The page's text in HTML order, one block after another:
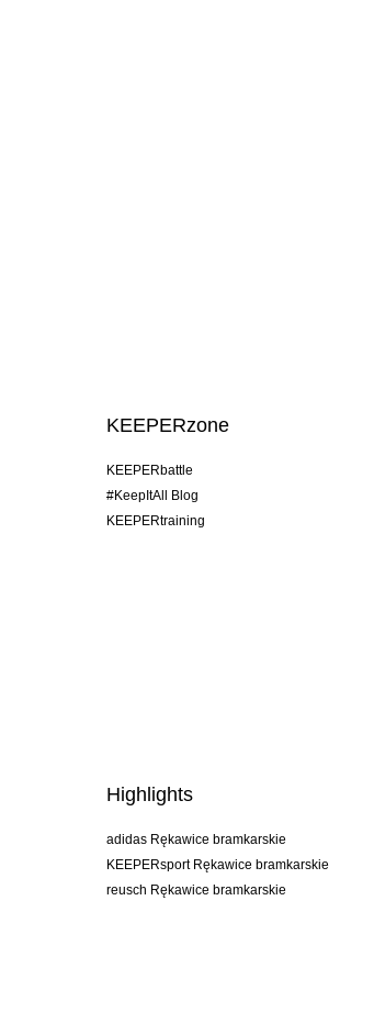
KEEPERzone
KEEPERbattle
#KeepItAll Blog
KEEPERtraining
Highlights
adidas Rękawice bramkarskie
KEEPERsport Rękawice bramkarskie
reusch Rękawice bramkarskie